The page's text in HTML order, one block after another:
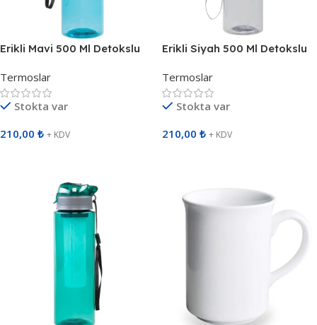
Erikli Mavi 500 Ml Detokslu
Termoslar
Stokta var
210,00 ₺ + KDV
Erikli Siyah 500 Ml Detokslu
Termoslar
Stokta var
210,00 ₺ + KDV